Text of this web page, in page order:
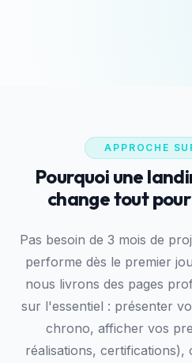
APPROCHE
Pourquoi une
change tout
Pas besoin de 3 mois de
performe dès le premier
nous livrons des pages
sur l'essentiel : présenter
chrono, afficher vos
réalisations, certifications),